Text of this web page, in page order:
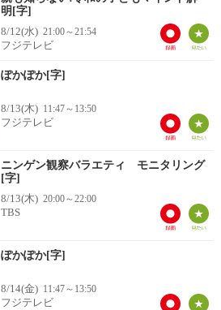
明[字]
8/12(水) 21:00～21:54
フジテレビ
ぽかぽか[字]
8/13(木) 11:47～13:50
フジテレビ
ニンゲン観察バラエティ モニタリング
[字]
8/13(木) 20:00～22:00
TBS
ぽかぽか[字]
8/14(金) 11:47～13:50
フジテレビ